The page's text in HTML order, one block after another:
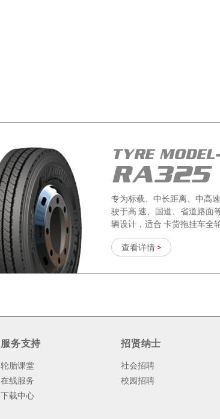
TYRE
RA325
专为标载、中长距离、中高
驶于高 速、国道、省道路面
辆设计，适合 卡货拖挂车全
使用。
查看详情 >
TYRE
RD25
专为高速、国道中长途标载运
设计
服务支持
轮胎课堂
在线服务
下载中心
招贤纳士
社会招聘
校园招聘